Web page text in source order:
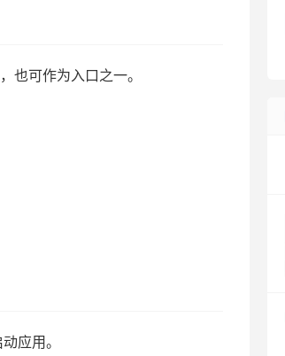
也可作为入口之一。
应用。